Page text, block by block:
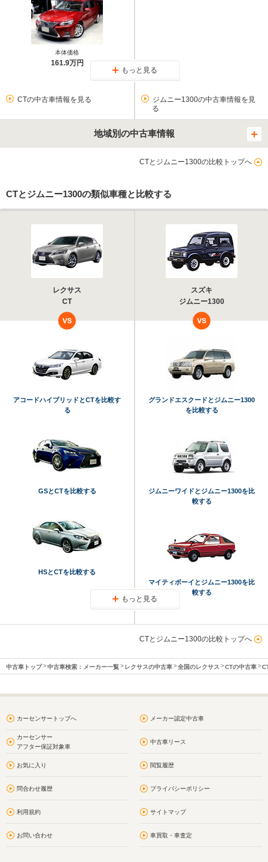
本体価格
161.9万円
もっと見る
CTの中古車情報を見る
ジムニー1300の中古車情報を見
る
地域別の中古車情報
CTとジムニー1300の比較トップへ
CTとジムニー1300の類似車種と比較する
レクサス
CT
スズキ
ジムニー1300
アコードハイブリッドとCTを比較す
る
GSとCTを比較する
HSとCTを比較する
グランドエスクードとジムニー1300
を比較する
ジムニーワイドとジムニー1300を比
較する
マイティボーイとジムニー1300を比
較する
もっと見る
CTとジムニー1300の比較トップへ
中古車トップ 中古車検索：メーカー一覧 レクサスの中古車 全国のレクサス CTの中古車
カーセンサートップへ メーカー認定中古車
カーセンサー
アフター保証対象車
中古車リース
お気に入り 閲覧履歴
問合わせ履歴 プライバシーポリシー
利用規約 サイトマップ
お問い合わせ 車買取・車査定